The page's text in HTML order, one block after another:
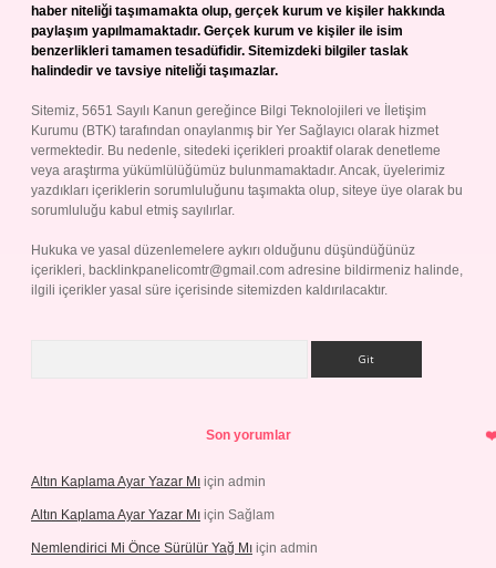
haber niteliği taşımamakta olup, gerçek kurum ve kişiler hakkında
paylaşım yapılmamaktadır. Gerçek kurum ve kişiler ile isim
benzerlikleri tamamen tesadüfidir. Sitemizdeki bilgiler taslak
halindedir ve tavsiye niteliği taşımazlar.
Sitemiz, 5651 Sayılı Kanun gereğince Bilgi Teknolojileri ve İletişim
Kurumu (BTK) tarafından onaylanmış bir Yer Sağlayıcı olarak hizmet
vermektedir. Bu nedenle, sitedeki içerikleri proaktif olarak denetleme
veya araştırma yükümlülüğümüz bulunmamaktadır. Ancak, üyelerimiz
yazdıkları içeriklerin sorumluluğunu taşımakta olup, siteye üye olarak bu
sorumluluğu kabul etmiş sayılırlar.
Hukuka ve yasal düzenlemelere aykırı olduğunu düşündüğünüz
içerikleri, backlinkpanelicomtr@gmail.com adresine bildirmeniz halinde,
ilgili içerikler yasal süre içerisinde sitemizden kaldırılacaktır.
Son yorumlar
Altın Kaplama Ayar Yazar Mı için admin
Altın Kaplama Ayar Yazar Mı için Sağlam
Nemlendirici Mi Önce Sürülür Yağ Mı için admin